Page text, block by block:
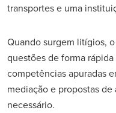
transportes e uma
Quando surgem litígios,
questões de forma
competências apuradas
mediação e propostas
necessário.